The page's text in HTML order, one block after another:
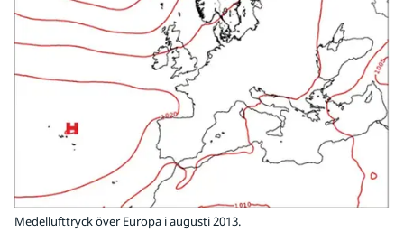
Medellufttryck över Europa i augusti 2013.